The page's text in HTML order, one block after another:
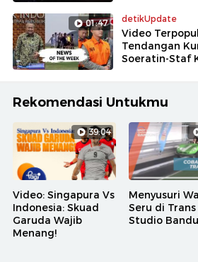
01:47 detikUpdate
Video
Tendangan
Soeratin-Staf
Rekomendasi Untukmu
39:04
Video: Singapura Vs
Indonesia: Skuad
Garuda Wajib
Menang!
Menyusuri
Seru di Trans
Studio